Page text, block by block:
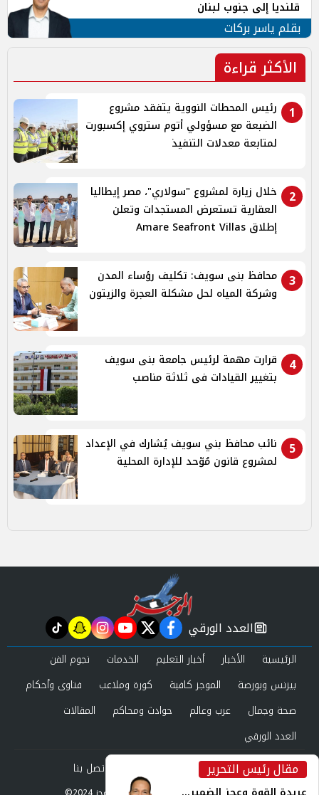
قلنديا إلى جنوب لبنان
بقلم ياسر بركات
الأكثر قراءة
1
رئيس المحطات النووية يتفقد مشروع
الضبعة مع مسؤولي أتوم ستروي إكسبورت
لمتابعة معدلات التنفيذ
2
خلال زيارة لمشروع "سولاري"، مصر إيطاليا
العقارية تستعرض المستجدات وتعلن
إطلاق Amare Seafront Villas
3
محافظ بنى سويف: تكليف رؤساء المدن
وشركة المياه لحل مشكلة العجرة والزيتون
4
قرارت مهمة لرئيس جامعة بنى سويف
بتغيير القيادات فى ثلاثة مناصب
5
نائب محافظ بني سويف يُشارك في الإعداد
لمشروع قانون مُوّحد للإدارة المحلية
مقال رئيس التحرير
newspaper
العدد الورقي facebook
twitter
youtube
instagram
snapchat
tiktok
الرئيسية الأخبار أخبار التعليم الخدمات
نجوم الفن
بيزنس وبورصة
الموجز كافية كورة وملاعب
فتاوى وأحكام
صحة وجمال
عرب وعالم حوادث ومحاكم
المقالات
العدد الورقي
من نحن
اتصل بنا